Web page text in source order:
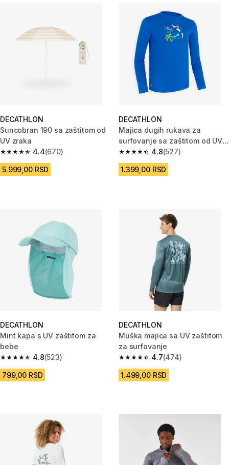
DECATHLON
Suncobran 190 sa zaštitom od
UV zraka
4.4
4.4 od 5 zvezdica from 670 Recenzije
(670)
5.999,00 RSD
DECATHLON
Majica dugih rukava za
surfovanje sa zaštitom od UV
zraka dečja - plava
4.8
4.8 od 5 zvezdica from 527
(527)
1.399,00 RSD
DECATHLON
Mint kapa s UV zaštitom za
bebe
4.8
4.8 od 5 zvezdica from 523 Recenzije
(523)
799,00 RSD
DECATHLON
Muška majica sa UV zaštitom
za surfovanje
4.7
4.7 od 5 zvezdica from 474
(474)
1.499,00 RSD